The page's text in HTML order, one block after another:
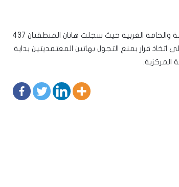
يذكر ان فيروس كورونا قد تفشى بشكل كبير بمعتمديتي الحامة والحامة الغربية حيث سجلت هاتان المنطقتان 437
قرار بمنع التجول بهاتين المعتمديتين بداية